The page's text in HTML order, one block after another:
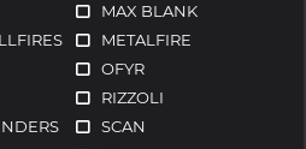
MAX BLANK
METALFIRE
OFYR
RIZZOLI
SCAN